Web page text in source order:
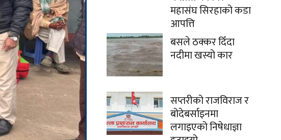
महासंघ सिरहाको कडा
आपत्ति
बसले ठक्कर दिँदा
नदीमा खस्यो कार
सप्तरीको राजविराज र
बोदेबर्साइनमा
लगाइएको निषेधाज्ञा